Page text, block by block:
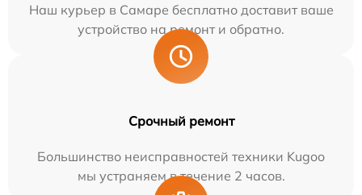
Наш курьер в Самаре бесплатно доставит ваше
устройство на ремонт и обратно.
Срочный ремонт
Большинство неисправностей техники Kugoo
мы устраняем в течение 2 часов.